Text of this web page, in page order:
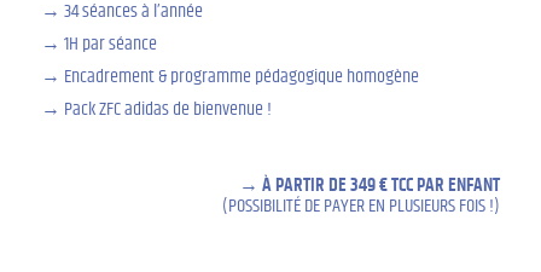
34 séances à l’année
1H par séance
Encadrement & programme pédagogique homogène
Pack ZFC adidas de bienvenue !
À PARTIR DE 349 € TCC PAR ENFANT
(POSSIBILITÉ DE PAYER EN PLUSIEURS FOIS !)